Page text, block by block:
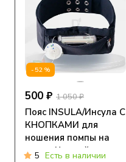
-52%
500 ₽ 1 050 ₽
Пояс INSULA/Инсула С
КНОПКАМИ для
ношения помпы на
талии Черный
5 Есть в наличии